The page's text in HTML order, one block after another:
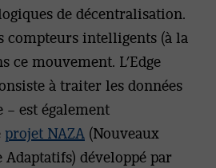
de décentralisation.
compteurs intelligents (à la
ce mouvement. L’Edge
à traiter les données
est également
projet NAZA (Nouveaux
Adaptatifs) développé par